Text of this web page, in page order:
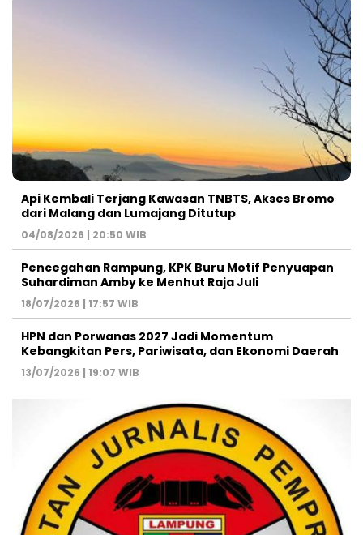
Api Kembali Terjang Kawasan TNBTS, Akses Bromo
dari Malang dan Lumajang Ditutup
04/08/2026 | 20:50 WIB
Pencegahan Rampung, KPK Buru Motif Penyuapan
Suhardiman Amby ke Menhut Raja Juli
18/07/2026 | 17:57 WIB
HPN dan Porwanas 2027 Jadi Momentum
Kebangkitan Pers, Pariwisata, dan Ekonomi Daerah
13/07/2026 | 19:07 WIB